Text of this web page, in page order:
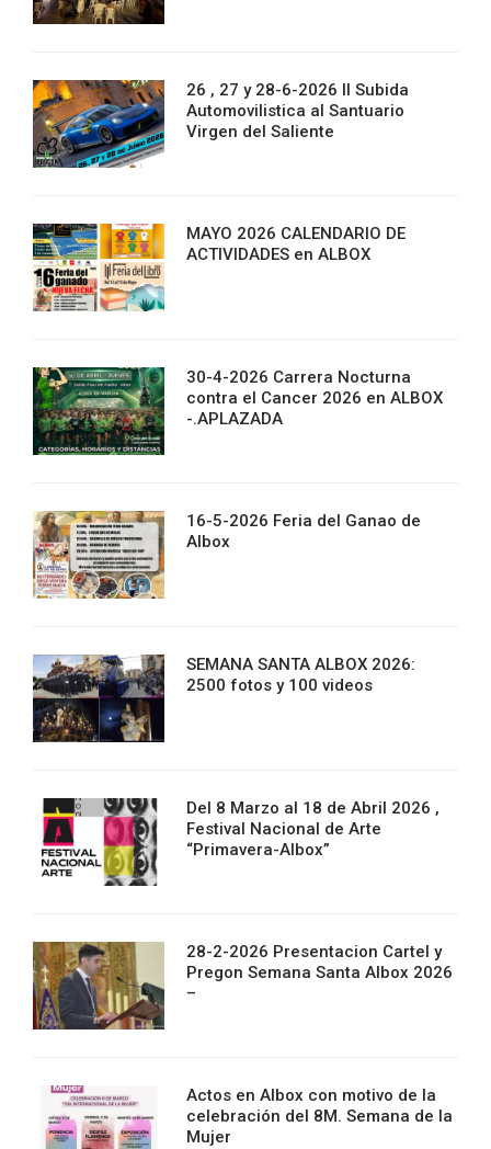
26 , 27 y 28-6-2026 II Subida
Automovilistica al Santuario
Virgen del Saliente
MAYO 2026 CALENDARIO DE
ACTIVIDADES en ALBOX
30-4-2026 Carrera Nocturna
contra el Cancer 2026 en ALBOX
-.APLAZADA
16-5-2026 Feria del Ganao de
Albox
SEMANA SANTA ALBOX 2026:
2500 fotos y 100 videos
Del 8 Marzo al 18 de Abril 2026 ,
Festival Nacional de Arte
“Primavera-Albox”
28-2-2026 Presentacion Cartel y
Pregon Semana Santa Albox 2026
–
Actos en Albox con motivo de la
celebración del 8M. Semana de la
Mujer